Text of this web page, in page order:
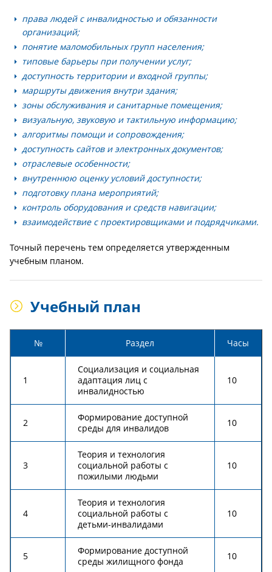
права людей с инвалидностью и обязанности
организаций;
понятие маломобильных групп населения;
типовые барьеры при получении услуг;
доступность территории и входной группы;
маршруты движения внутри здания;
зоны обслуживания и санитарные помещения;
визуальную, звуковую и тактильную информацию;
алгоритмы помощи и сопровождения;
доступность сайтов и электронных документов;
отраслевые особенности;
внутреннюю оценку условий доступности;
подготовку плана мероприятий;
контроль оборудования и средств навигации;
взаимодействие с проектировщиками и подрядчиками.
Точный перечень тем определяется утвержденным
учебным планом.
Учебный план
№ Раздел Часы
1
Социализация и социальная
адаптация лиц с
инвалидностью
10
2
Формирование доступной
среды для инвалидов
10
3
Теория и технология
социальной работы с
пожилыми людьми
10
4
Теория и технология
социальной работы с
детьми-инвалидами
10
5
Формирование доступной
среды жилищного фонда
10